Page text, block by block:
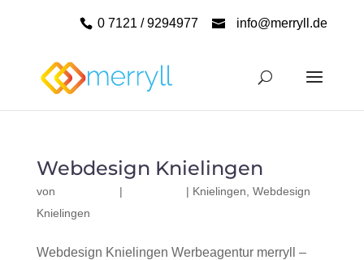
0 7121 / 9294977 info@merryll.de
Webdesign Knielingen
von | | Knielingen Webdesign
Knielingen
Webdesign Knielingen Werbeagentur merryll –